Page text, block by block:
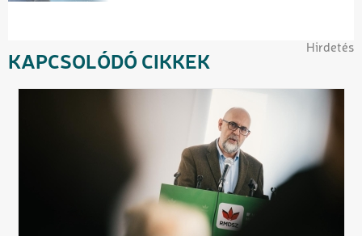
Hirdetés
KAPCSOLÓDÓ CIKKEK